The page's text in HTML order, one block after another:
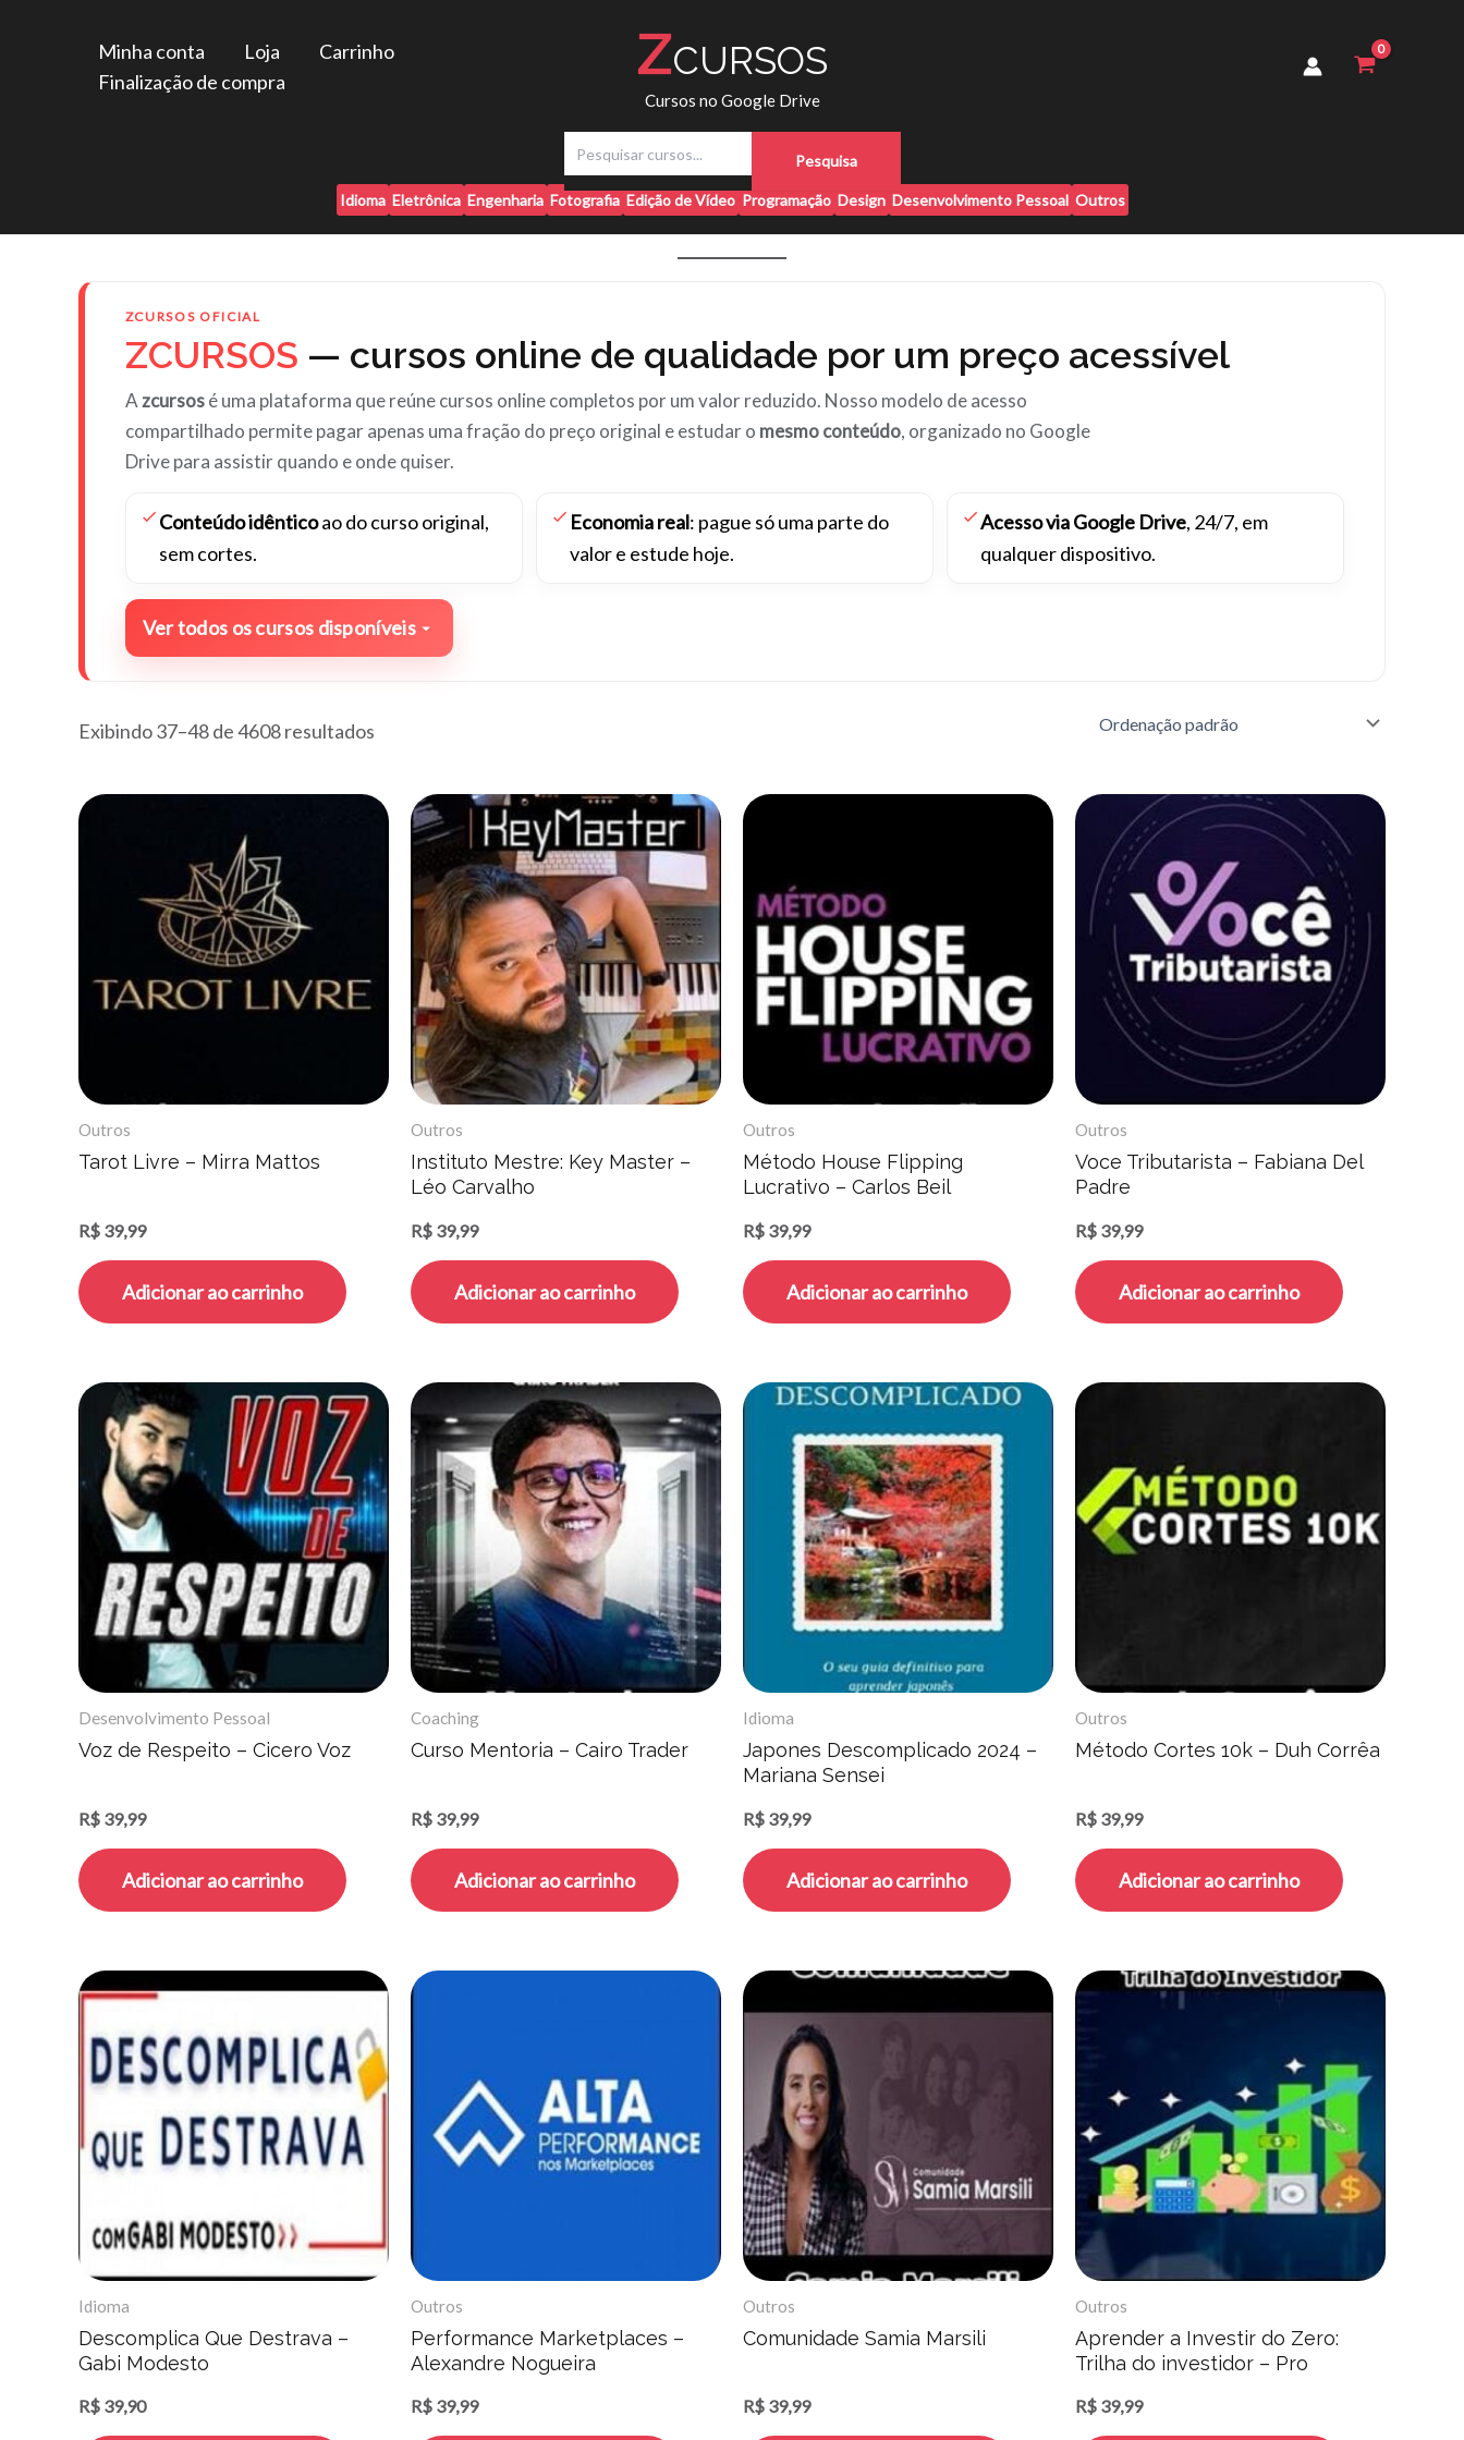
Minha conta Loja
Carrinho
Finalização de compra
ZCURSOS
Cursos no Google Drive
q
Pesquisa
Idioma Eletrônica Engenharia Fotografia Edição de Vídeo Programação Design Desenvolvimento Pessoal Outros
ZCURSOS OFICIAL
ZCURSOS — cursos online de qualidade por um preço acessível
A zcursosé uma plataforma que reúne cursos online completos por um valor reduzido. Nosso modelo de acesso
compartilhado permite pagar apenas uma fração do preço original e estudar o mesmo conteúdo, organizado no Google
Drive para assistir quando e onde quiser.
Conteúdo idênticoao do curso original,
sem cortes.
Economia real: pague só uma parte do
valor e estude hoje.
Acesso via Google Drive, 24/7, em
qualquer dispositivo.
Ver todos os cursos disponíveis
Exibindo 37–48 de 4608 resultados
Outros
Tarot Livre – Mirra Mattos
R$ 39,99
Adicionar ao carrinho
Outros
Instituto Mestre: Key Master –
Léo Carvalho
R$ 39,99
Adicionar ao carrinho
Outros
Método House Flipping
Lucrativo – Carlos Beil
R$ 39,99
Adicionar ao carrinho
Outros
Voce Tributarista – Fabiana Del
Padre
R$ 39,99
Adicionar ao carrinho
Desenvolvimento Pessoal
Voz de Respeito – Cicero Voz
R$ 39,99
Adicionar ao carrinho
Coaching
Curso Mentoria – Cairo Trader
R$ 39,99
Adicionar ao carrinho
Idioma
Japones Descomplicado 2024 –
Mariana Sensei
R$ 39,99
Adicionar ao carrinho
Outros
Método Cortes 10k – Duh Corrêa
R$ 39,99
Adicionar ao carrinho
Idioma
Descomplica Que Destrava –
Gabi Modesto
R$ 39,90
Outros
Performance Marketplaces –
Alexandre Nogueira
R$ 39,99
Outros
Comunidade Samia Marsili
R$ 39,99
Outros
Aprender a Investir do Zero:
Trilha do investidor – Pro
R$ 39,99